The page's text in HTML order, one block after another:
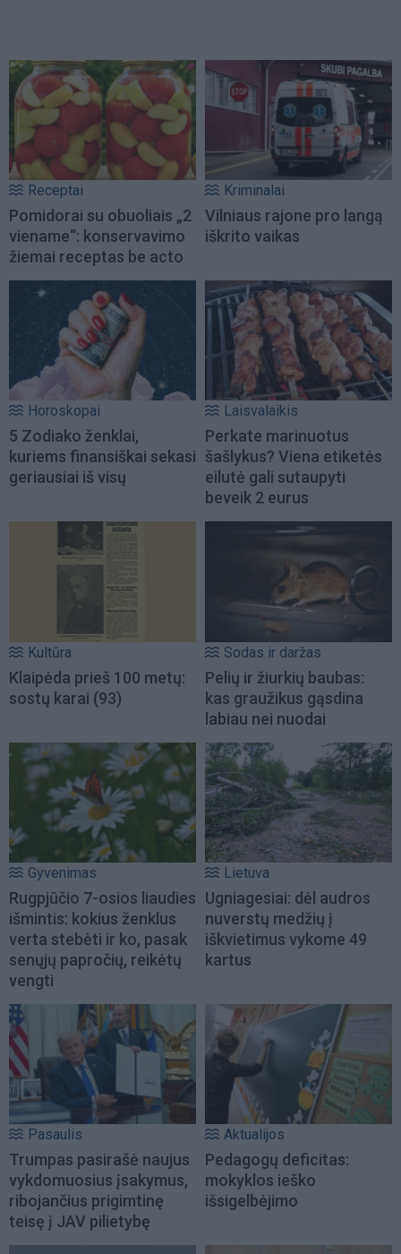
Receptai
Pomidorai su obuoliais „2
viename“: konservavimo
žiemai receptas be acto
Kriminalai
Vilniaus rajone pro langą
iškrito vaikas
Horoskopai
5 Zodiako ženklai,
kuriems finansiškai sekasi
geriausiai iš visų
Laisvalaikis
Perkate marinuotus
šašlykus? Viena etiketės
eilutė gali sutaupyti
beveik 2 eurus
Kultūra
Klaipėda prieš 100 metų:
sostų karai (93)
Sodas ir daržas
Pelių ir žiurkių baubas:
kas graužikus gąsdina
labiau nei nuodai
Gyvenimas
Rugpjūčio 7-osios liaudies
išmintis: kokius ženklus
verta stebėti ir ko, pasak
senųjų papročių, reikėtų
vengti
Lietuva
Ugniagesiai: dėl audros
nuverstų medžių į
iškvietimus vykome 49
kartus
Pasaulis
Trumpas pasirašė naujus
vykdomuosius įsakymus,
ribojančius prigimtinę
teisę į JAV pilietybę
Aktualijos
Pedagogų deficitas:
mokyklos ieško
išsigelbėjimo